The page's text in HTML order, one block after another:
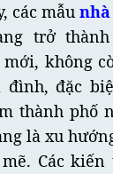
các mẫu
trở thành
không
đình, đặc
thành phố
là xu
Các kiến